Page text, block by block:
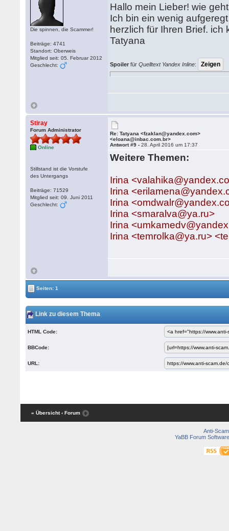
Die spinnen, die Scammer!
Beiträge: 4741
Standort: Oberweis
Mitglied seit: 05. Februar 2012
Geschlecht:
Hallo mein Lieber! wie
Ich bin ein wenig
herzlich für Ihren Brief. ich
Tatyana
Spoiler fürQuelltext Yandex Inline:
Stiray
Forum Administrator
Online
Stillstand ist die Vorstufe
des Untergangs
Beiträge: 71529
Mitglied seit: 09. Juni 2011
Geschlecht:
Re: Tatyana <fzaklan@yandex.com>
<eloana@inbac.com.br>
Antwort #9 -28. April 2016 um 17:37
Weitere Themen:
Irina
Irina
Irina
Irina <smaralva@ya.ru>
Irina
Irina <temrolka@ya.ru>
Seiten: 1
Link zu diesem Thema
HTML Code:
BBCode:
URL:
« Übersicht ‹ Forum
Anti-Scam
YaBB Forum Software